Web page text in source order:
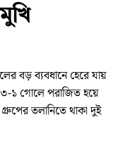
বড় ব্যবধানে হেরে যায়
৩-১ গোলে পরাজিত হয়ে
তলানিতে থাকা দুই